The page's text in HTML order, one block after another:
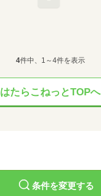
4件中、1～4件を表示
はたらこねっとTOPへ
条件を変更する